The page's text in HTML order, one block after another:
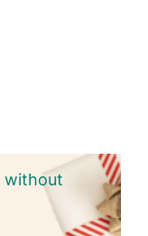
without